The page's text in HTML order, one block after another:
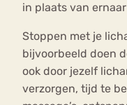
in plaats van
Stoppen met je
bijvoorbeeld doen
ook door jezelf
verzorgen, tijd te